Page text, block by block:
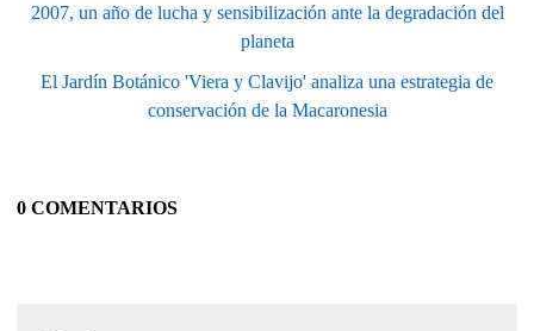
2007, un año de lucha y sensibilización ante la degradación del
planeta
El Jardín Botánico 'Viera y Clavijo' analiza una estrategia de
conservación de la Macaronesia
0 COMENTARIOS